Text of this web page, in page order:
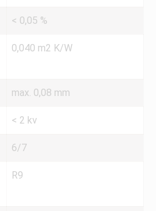
< 0,05 %
0,040 m2 K/W
max. 0,08 mm
< 2 kv
6/7
R9